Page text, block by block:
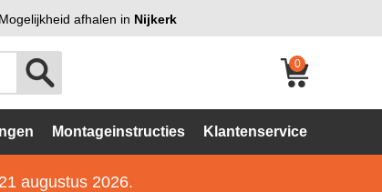
Mogelijkheid afhalen in Nijkerk
0
Montageinstructies Klantenservice
augustus 2026.